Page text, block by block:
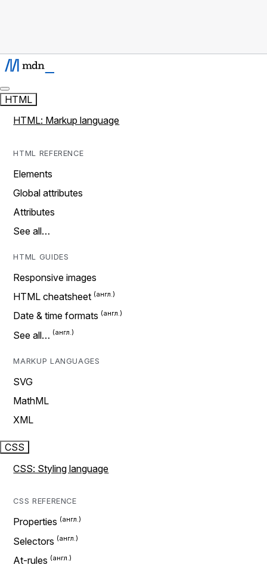
HTML
HTML: Markup language
HTML REFERENCE
Elements
Global attributes
Attributes
See all…
HTML GUIDES
Responsive images
HTML cheatsheet
Date & time formats
See all…
MARKUP LANGUAGES
SVG
MathML
XML
CSS
CSS: Styling language
CSS REFERENCE
Properties
Selectors
At-rules